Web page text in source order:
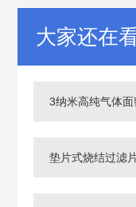
大家还在
3纳米高纯气体面
垫片式烧结过滤